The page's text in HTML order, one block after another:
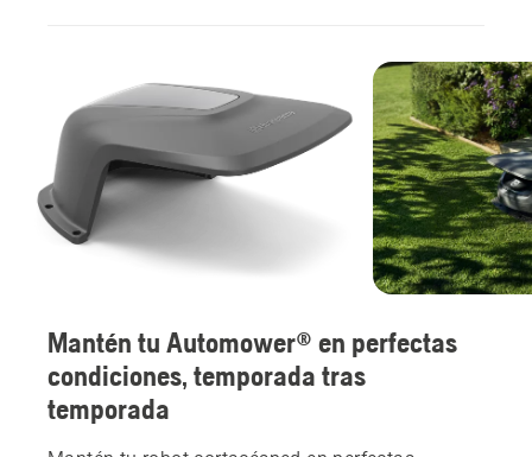
Mantén tu Automower® en perfectas
condiciones, temporada tras
temporada